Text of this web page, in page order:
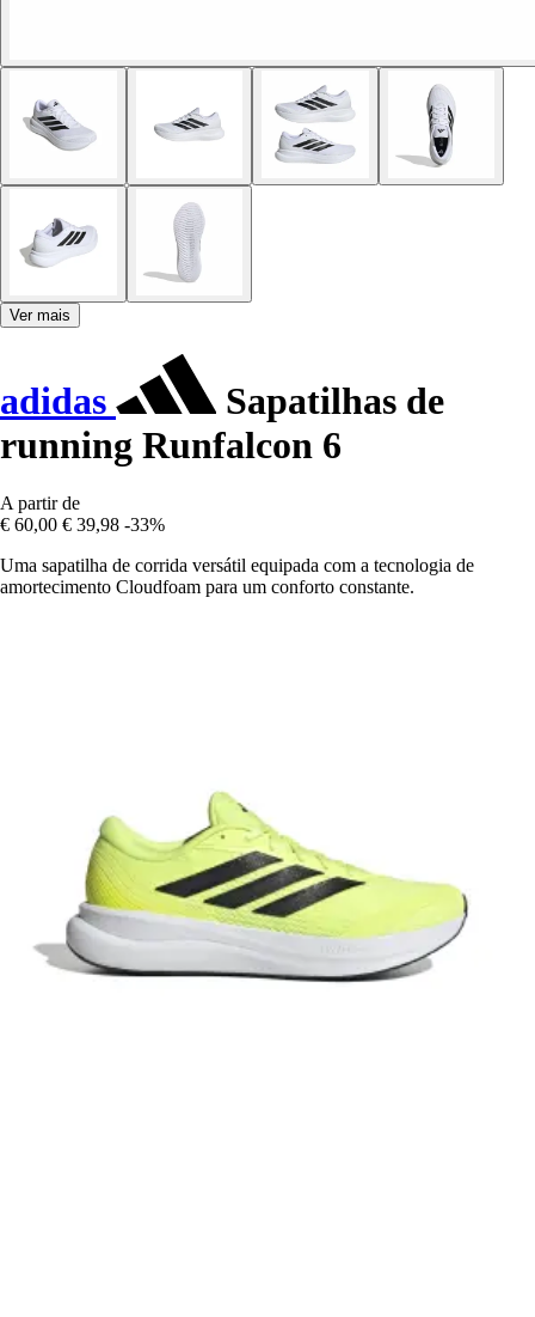
Ver mais
adidas
Sapatilhas de
running Runfalcon 6
A partir de
€ 60,00 € 39,98 -33%
Uma sapatilha de corrida versátil equipada com a tecnologia de
amortecimento Cloudfoam para um conforto constante.